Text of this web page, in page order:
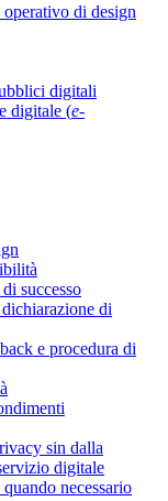
di design
digitali
digitale (e-
successo
di
e procedura di
sin dalla
digitale
necessario